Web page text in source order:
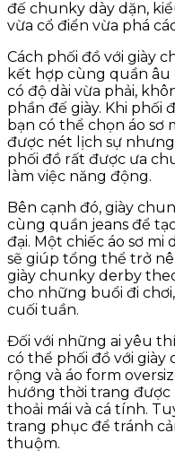
đế chunky dày dặn,
vừa cổ điển vừa phá
Cách phối đồ với giày
kết hợp cùng quần âu
có độ dài vừa phải,
phần đế giày. Khi phối
bạn có thể chọn áo sơ
được nét lịch sự
phối đồ rất được ưa
làm việc năng động.
Bên cạnh đó, giày
cùng quần jeans để
đại. Một chiếc áo sơ
sẽ giúp tổng thể trở
giày chunky derby
cho những buổi đi
cuối tuần.
Đối với những ai yêu
có thể phối đồ với
rộng và áo form
hướng thời trang
thoải mái và cá tính.
trang phục để tránh
thuộm.